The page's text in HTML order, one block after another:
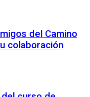
del Camino
colaboración